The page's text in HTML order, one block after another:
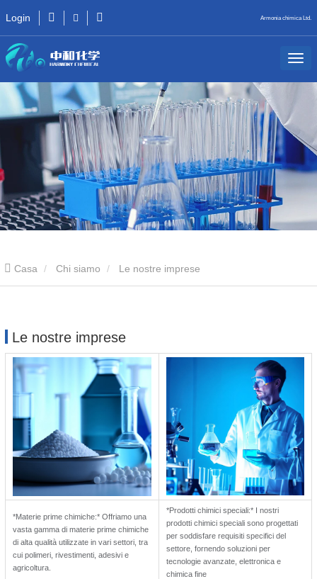
Login Armonia chimica Ltd.
Casa Chi siamo Le nostre imprese
Le nostre imprese
*Materie prime chimiche:* Offriamo una
vasta gamma di materie prime chimiche
di alta qualità utilizzate in vari settori, tra
cui polimeri, rivestimenti, adesivi e
agricoltura.
*Prodotti chimici speciali:* I nostri
prodotti chimici speciali sono progettati
per soddisfare requisiti specifici del
settore, fornendo soluzioni per
tecnologie avanzate, elettronica e
chimica fine